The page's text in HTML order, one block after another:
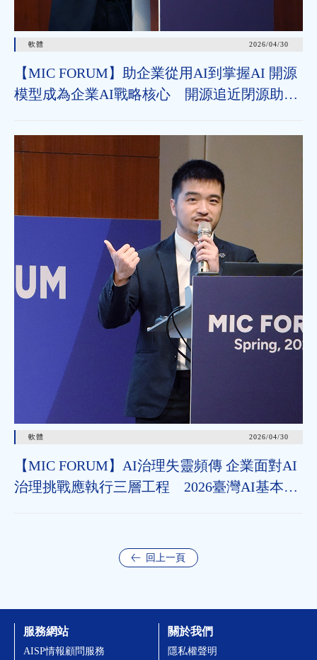
軟體 2026/04/30
【MIC FORUM】助企業從用AI到掌握AI 開源
模型成為企業AI戰略核心 開源追近閉源助垂
軟體 2026/04/30
【MIC FORUM】AI治理失靈頻傳 企業面對AI
治理挑戰應執行三層工程 2026臺灣AI基本法
回上一頁
服務網站
AISP情報顧問服務
關於我們
隱私權聲明